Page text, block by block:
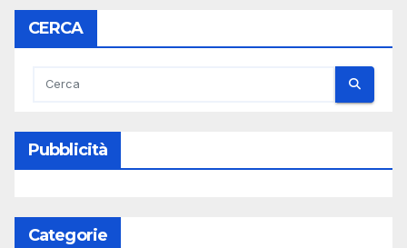
CERCA
Pubblicità
Categorie